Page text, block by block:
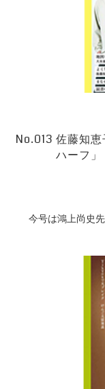
No.013 佐藤知
ハーフ」
今号は鴻上尚史